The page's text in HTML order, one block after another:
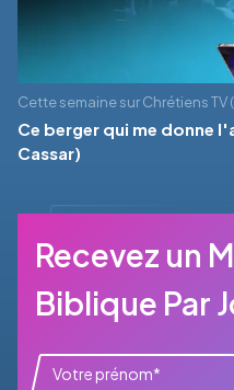
Cette semaine sur Chrétiens TV
Ce berger qui me donne
Cassar)
Recevez un
Biblique Par